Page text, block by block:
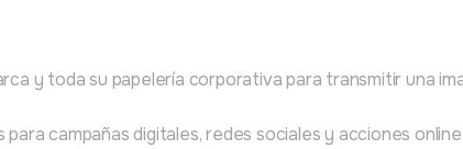
y toda su papelería corporativa para transmitir una
campañas digitales, redes sociales y acciones